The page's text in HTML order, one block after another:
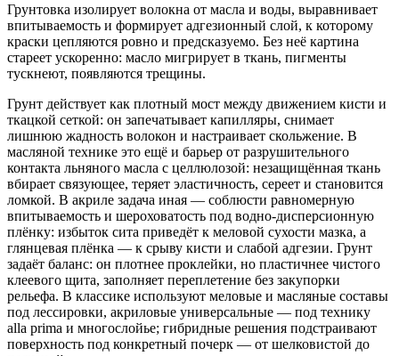
Грунтовка изолирует волокна от масла и воды, выравнивает
впитываемость и формирует адгезионный слой, к которому
краски цепляются ровно и предсказуемо. Без неё картина
стареет ускоренно: масло мигрирует в ткань, пигменты
тускнеют, появляются трещины.
Грунт действует как плотный мост между движением кисти и
ткацкой сеткой: он запечатывает капилляры, снимает
лишнюю жадность волокон и настраивает скольжение. В
масляной технике это ещё и барьер от разрушительного
контакта льняного масла с целлюлозой: незащищённая ткань
вбирает связующее, теряет эластичность, сереет и становится
ломкой. В акриле задача иная — соблюсти равномерную
впитываемость и шероховатость под водно-дисперсионную
плёнку: избыток сита приведёт к меловой сухости мазка, а
глянцевая плёнка — к срыву кисти и слабой адгезии. Грунт
задаёт баланс: он плотнее проклейки, но пластичнее чистого
клеевого щита, заполняет переплетение без закупорки
рельефа. В классике используют меловые и масляные составы
под лессировки, акриловые универсальные — под технику
alla prima и многослойье; гибридные решения подстраивают
поверхность под конкретный почерк — от шелковистой до